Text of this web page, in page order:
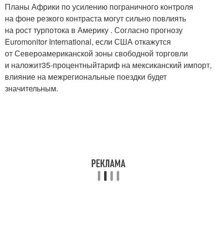
Планы Африки по усилению пограничного контроля
на фоне резкого контраста могут сильно повлиять
на рост турпотока в Америку . Согласно прогнозу
Euromonitor International, если США откажутся
от Североамериканской зоны свободной торговли
и наложит35-процентныйтариф на мексиканский импорт,
влияние на межрегиональные поездки будет
значительным.